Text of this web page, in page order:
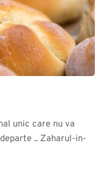
unic care nu va
.. Zaharul-in-